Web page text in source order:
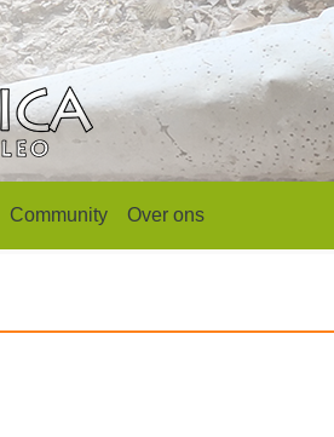
Community Over ons